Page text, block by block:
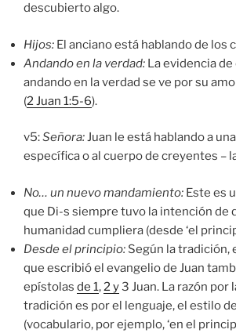
descubierto algo.
Hijos: El anciano está hablando de los
Andando en la verdad: La evidencia
andando en la verdad se ve por su
(2 Juan 1:5-6).
v5:Señora:Juan le está hablando a
específica o al cuerpo de creyentes –
No… un nuevo mandamiento: Este es
que Di-s siempre tuvo la intención de
humanidad cumpliera (desde ‘el
Desde el principio: Según la tradición,
que escribió el evangelio de Juan
epístolas de 1,2 y3 Juan. La razón por
tradición es por el lenguaje, el estilo
(vocabulario, por ejemplo, ‘en el